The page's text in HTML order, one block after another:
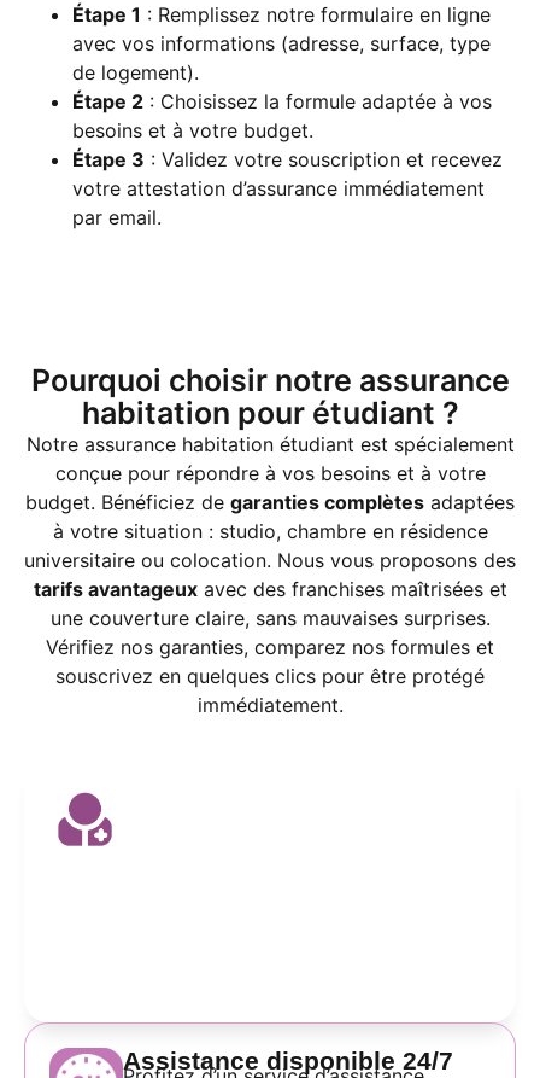
Étape 1 : Remplissez notre formulaire en ligne
avec vos informations (adresse, surface, type
de logement).
Étape 2 : Choisissez la formule adaptée à vos
besoins et à votre budget.
Étape 3 : Validez votre souscription et recevez
votre attestation d’assurance immédiatement
par email.
Pourquoi choisir notre assurance
habitation pour étudiant ?
Notre assurance habitation étudiant est spécialement
conçue pour répondre à vos besoins et à votre
budget. Bénéficiez de garanties complètes adaptées
à votre situation : studio, chambre en résidence
universitaire ou colocation. Nous vous proposons des
tarifs avantageuxavec des franchises maîtrisées et
une couverture claire, sans mauvaises surprises.
Vérifiez nos garanties, comparez nos formules et
souscrivez en quelques clics pour être protégé
immédiatement.
Assistance disponible 24/7